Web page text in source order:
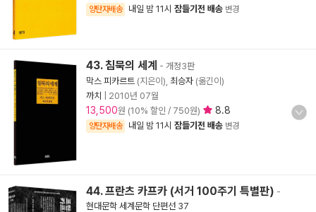
양탄자배송 내일 밤 11시 잠들기전 배송 변경
43. 침묵의 세계 - 개정3판
막스 피카르트 (지은이), 최승자 (옮긴이)
까치
2010년 07월
13,500원 (10% 할인 / 750원) 8.8
양탄자배송 내일 밤 11시 잠들기전 배송 변경
44. 프란츠 카프카 (서거 100주기 특별판) -
현대문학 세계문학 단편선 37